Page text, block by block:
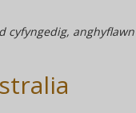
cyfyngedig, anghyflawn